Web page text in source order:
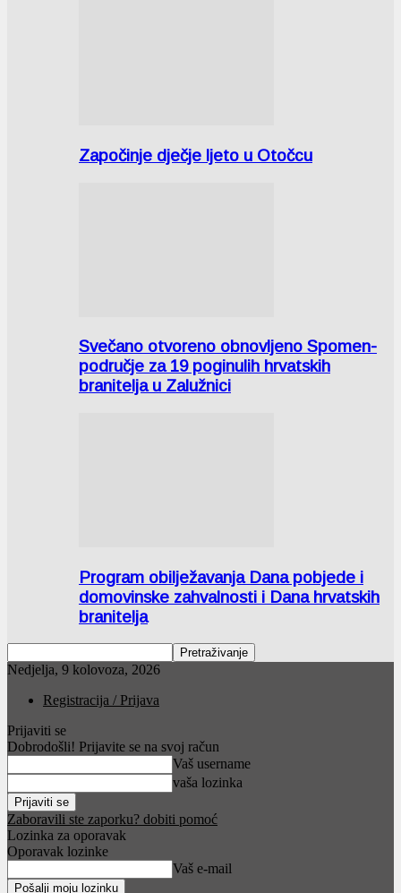
Započinje dječje ljeto u Otočcu
Svečano otvoreno obnovljeno Spomen-
područje za 19 poginulih hrvatskih
branitelja u Zalužnici
Program obilježavanja Dana pobjede i
domovinske zahvalnosti i Dana hrvatskih
branitelja
Nedjelja, 9 kolovoza, 2026
Registracija / Prijava
Prijaviti se
Dobrodošli! Prijavite se na svoj račun
Vaš username
vaša lozinka
Zaboravili ste zaporku? dobiti pomoć
Lozinka za oporavak
Oporavak lozinke
Vaš e-mail